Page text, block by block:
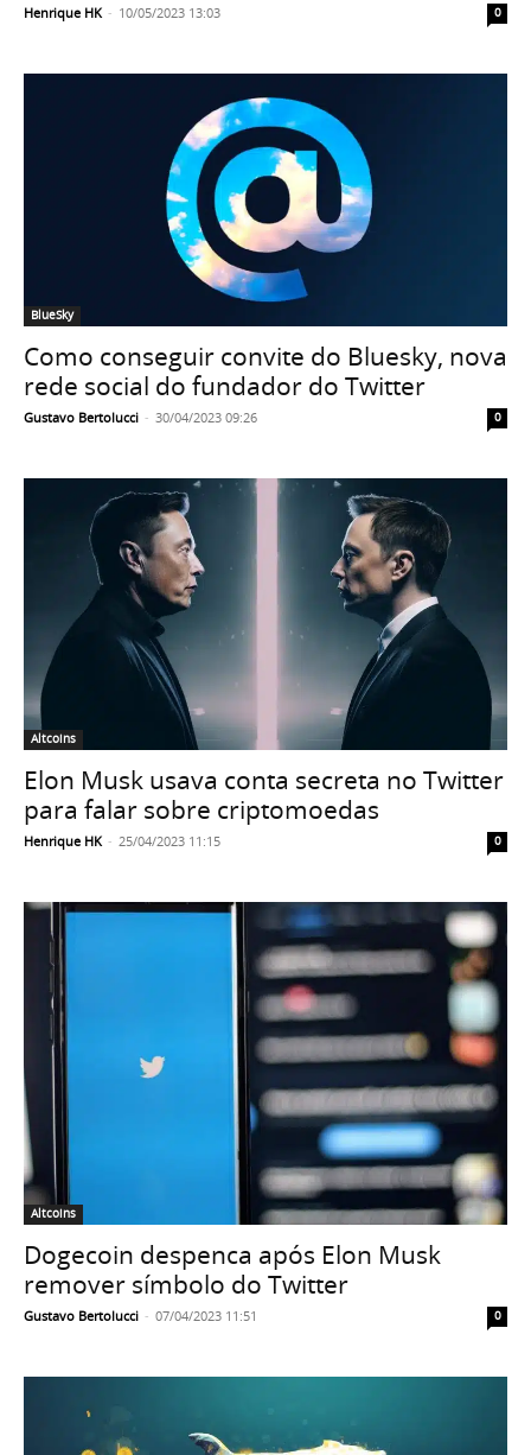
Henrique HK - 10/05/2023 13:03 0
BlueSky
Como conseguir convite do Bluesky, nova
rede social do fundador do Twitter
Gustavo Bertolucci - 30/04/2023 09:26 0
Altcoins
Elon Musk usava conta secreta no Twitter
para falar sobre criptomoedas
Henrique HK - 25/04/2023 11:15 0
Altcoins
Dogecoin despenca após Elon Musk
remover símbolo do Twitter
Gustavo Bertolucci - 07/04/2023 11:51 0